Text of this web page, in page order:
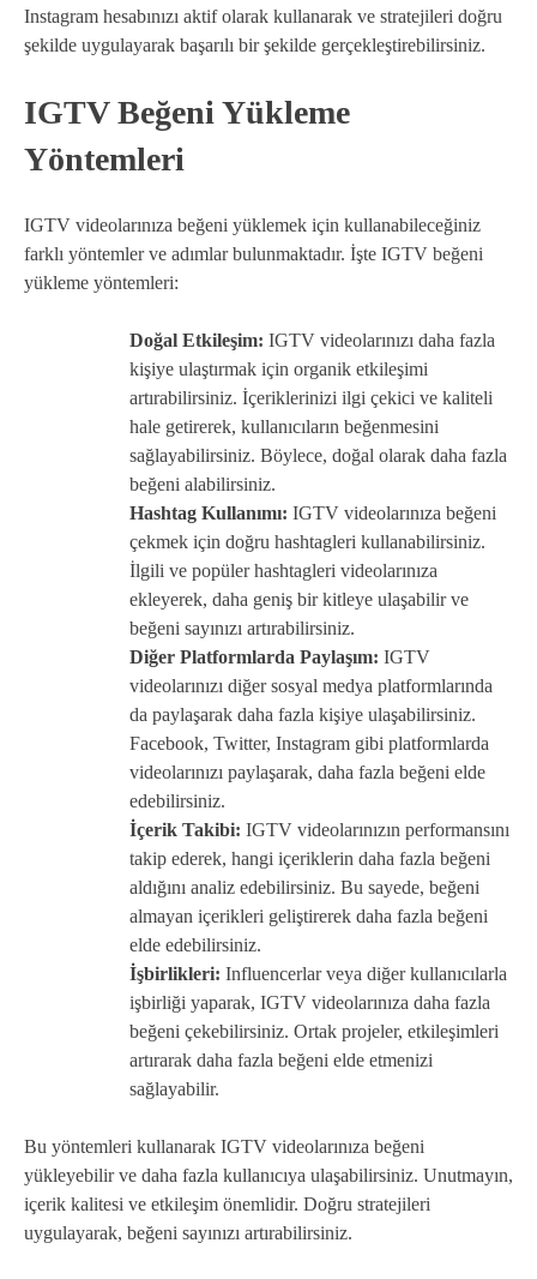
Instagram hesabınızı aktif olarak kullanarak ve stratejileri doğru
şekilde uygulayarak başarılı bir şekilde gerçekleştirebilirsiniz.
IGTV Beğeni Yükleme
Yöntemleri
IGTV videolarınıza beğeni yüklemek için kullanabileceğiniz
farklı yöntemler ve adımlar bulunmaktadır. İşte IGTV beğeni
yükleme yöntemleri:
Doğal Etkileşim: IGTV videolarınızı daha fazla
kişiye ulaştırmak için organik etkileşimi
artırabilirsiniz. İçeriklerinizi ilgi çekici ve kaliteli
hale getirerek, kullanıcıların beğenmesini
sağlayabilirsiniz. Böylece, doğal olarak daha fazla
beğeni alabilirsiniz.
Hashtag Kullanımı: IGTV videolarınıza beğeni
çekmek için doğru hashtagleri kullanabilirsiniz.
İlgili ve popüler hashtagleri videolarınıza
ekleyerek, daha geniş bir kitleye ulaşabilir ve
beğeni sayınızı artırabilirsiniz.
Diğer Platformlarda Paylaşım: IGTV
videolarınızı diğer sosyal medya platformlarında
da paylaşarak daha fazla kişiye ulaşabilirsiniz.
Facebook, Twitter, Instagram gibi platformlarda
videolarınızı paylaşarak, daha fazla beğeni elde
edebilirsiniz.
İçerik Takibi: IGTV videolarınızın performansını
takip ederek, hangi içeriklerin daha fazla beğeni
aldığını analiz edebilirsiniz. Bu sayede, beğeni
almayan içerikleri geliştirerek daha fazla beğeni
elde edebilirsiniz.
İşbirlikleri: Influencerlar veya diğer kullanıcılarla
işbirliği yaparak, IGTV videolarınıza daha fazla
beğeni çekebilirsiniz. Ortak projeler, etkileşimleri
artırarak daha fazla beğeni elde etmenizi
sağlayabilir.
Bu yöntemleri kullanarak IGTV videolarınıza beğeni
yükleyebilir ve daha fazla kullanıcıya ulaşabilirsiniz. Unutmayın,
içerik kalitesi ve etkileşim önemlidir. Doğru stratejileri
uygulayarak, beğeni sayınızı artırabilirsiniz.